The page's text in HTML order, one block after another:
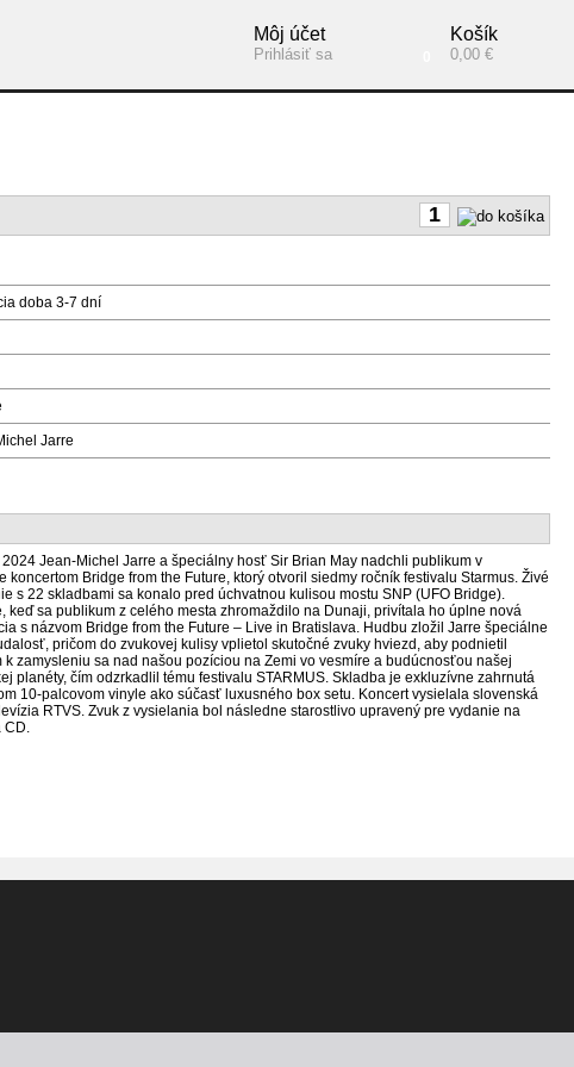
Košík
0,00 €
Môj účet
Prihlásiť sa
doba 3-7 dní
Jarre
2024 Jean-Michel Jarre a špeciálny hosť Sir Brian May nadchli publikum v
koncertom Bridge from the Future, ktorý otvoril siedmy ročník festivalu Starmus. Živé
s 22 skladbami sa konalo pred úchvatnou kulisou mostu SNP (UFO Bridge).
keď sa publikum z celého mesta zhromaždilo na Dunaji, privítala ho úplne nová
s názvom Bridge from the Future – Live in Bratislava. Hudbu zložil Jarre špeciálne
pričom do zvukovej kulisy vplietol skutočné zvuky hviezd, aby podnietil
k zamysleniu sa nad našou pozíciou na Zemi vo vesmíre a budúcnosťou našej
planéty, čím odzrkadlil tému festivalu STARMUS. Skladba je exkluzívne zahrnutá
10-palcovom vinyle ako súčasť luxusného box setu. Koncert vysielala slovenská
RTVS. Zvuk z vysielania bol následne starostlivo upravený pre vydanie na
CD.